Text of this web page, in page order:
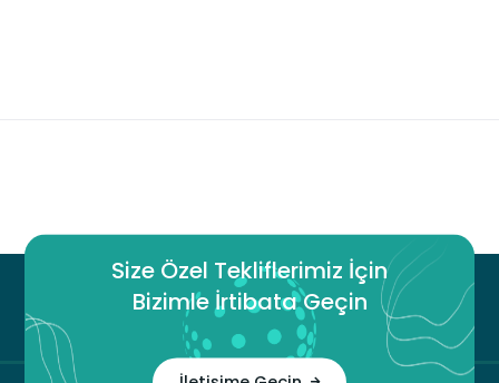
Size Özel Tekliflerimiz İçin
Bizimle İrtibata Geçin